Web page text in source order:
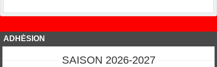
ADHÉSION
SAISON 2026-2027